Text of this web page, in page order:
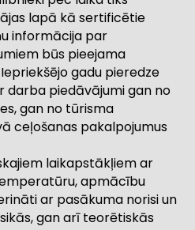
lapā kā sertificētie
informācija par
būs pieejama
gadu pieredze
darba piedāvājumi gan no
gan no tūrisma
ceļošanas pakalpojumus
laikapstākļiem ar
apmācību
ar pasākuma norisi un
gan arī teorētiskās